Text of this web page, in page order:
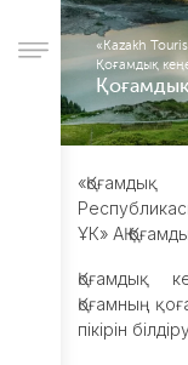
Компания
туралы
шаралар
Басқарма
басқару
Сатып
«Kazakh
Қоғамдық
ҰК» АҚ
Қоғамдық
Қоғамның
пікірін